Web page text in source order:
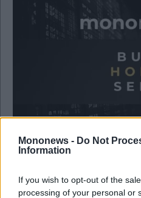
Mononews - Do Not
Information
If you wish to opt-out of the
processing of your personal or
Μετοχές